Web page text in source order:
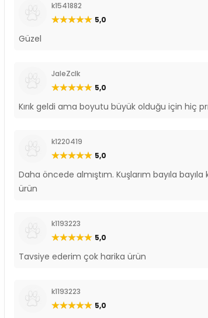
k1541882
5,0
Güzel
JaleZclk
5,0
Kırık geldi ama boyutu büyük olduğu için hiç
k1220419
5,0
Daha öncede almıştım. Kuşlarım bayıla
ürün
k1193223
5,0
Tavsiye ederim çok harika ürün
k1193223
5,0